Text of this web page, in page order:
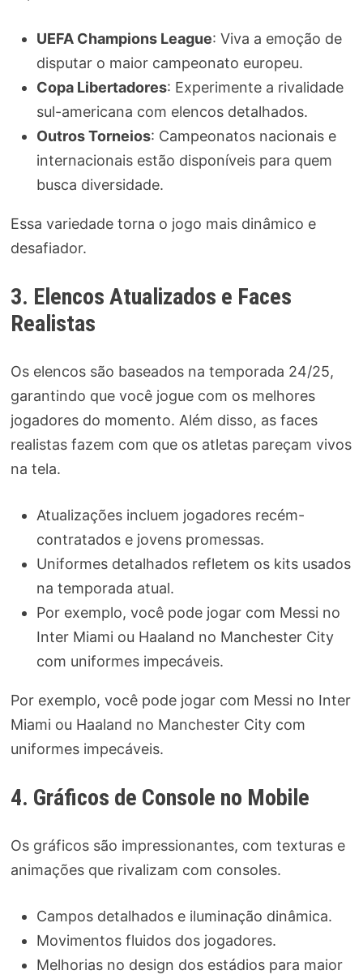
UEFA Champions League: Viva a emoção de
disputar o maior campeonato europeu.
Copa Libertadores: Experimente a rivalidade
sul-americana com elencos detalhados.
Outros Torneios: Campeonatos nacionais e
internacionais estão disponíveis para quem
busca diversidade.
Essa variedade torna o jogo mais dinâmico e
desafiador.
3. Elencos Atualizados e Faces
Realistas
Os elencos são baseados na temporada 24/25,
garantindo que você jogue com os melhores
jogadores do momento. Além disso, as faces
realistas fazem com que os atletas pareçam vivos
na tela.
Atualizações incluem jogadores recém-
contratados e jovens promessas.
Uniformes detalhados refletem os kits usados
na temporada atual.
Por exemplo, você pode jogar com Messi no
Inter Miami ou Haaland no Manchester City
com uniformes impecáveis.
Por exemplo, você pode jogar com Messi no Inter
Miami ou Haaland no Manchester City com
uniformes impecáveis.
4. Gráficos de Console no Mobile
Os gráficos são impressionantes, com texturas e
animações que rivalizam com consoles.
Campos detalhados e iluminação dinâmica.
Movimentos fluidos dos jogadores.
Melhorias no design dos estádios para maior